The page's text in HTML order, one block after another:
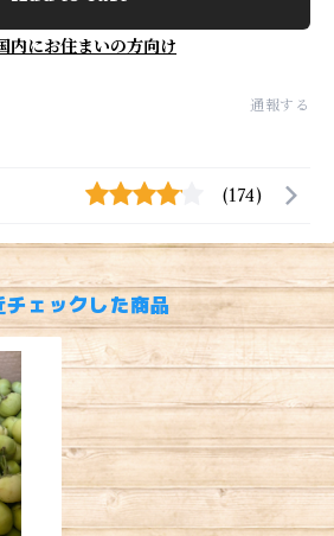
内にお住まいの方向け
通報する
(174)
チェックした商品